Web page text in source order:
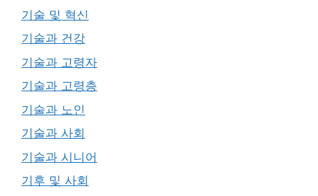
기술 및 혁신
기술과 건강
기술과 고령자
기술과 고령층
기술과 노인
기술과 사회
기술과 시니어
기후 및 사회